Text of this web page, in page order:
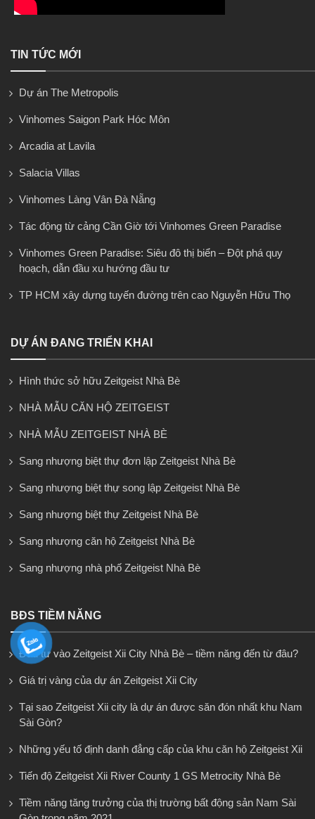
TIN TỨC MỚI
Dự án The Metropolis
Vinhomes Saigon Park Hóc Môn
Arcadia at Lavila
Salacia Villas
Vinhomes Làng Vân Đà Nẵng
Tác động từ cảng Cần Giờ tới Vinhomes Green Paradise
Vinhomes Green Paradise: Siêu đô thị biển – Đột phá quy
hoạch, dẫn đầu xu hướng đầu tư
TP HCM xây dựng tuyến đường trên cao Nguyễn Hữu Thọ
DỰ ÁN ĐANG TRIỂN KHAI
Hình thức sở hữu Zeitgeist Nhà Bè
NHÀ MẪU CĂN HỘ ZEITGEIST
NHÀ MẪU ZEITGEIST NHÀ BÈ
Sang nhượng biệt thự đơn lập Zeitgeist Nhà Bè
Sang nhượng biệt thự song lập Zeitgeist Nhà Bè
Sang nhượng biệt thự Zeitgeist Nhà Bè
Sang nhượng căn hộ Zeitgeist Nhà Bè
Sang nhượng nhà phố Zeitgeist Nhà Bè
BĐS TIỀM NĂNG
Đầu tư vào Zeitgeist Xii City Nhà Bè – tiềm năng đến từ đâu?
Giá trị vàng của dự án Zeitgeist Xii City
Tại sao Zeitgeist Xii city là dự án được săn đón nhất khu Nam
Sài Gòn?
Những yếu tố định danh đẳng cấp của khu căn hộ Zeitgeist Xii
Tiến độ Zeitgeist Xii River County 1 GS Metrocity Nhà Bè
Tiềm năng tăng trưởng của thị trường bất động sản Nam Sài